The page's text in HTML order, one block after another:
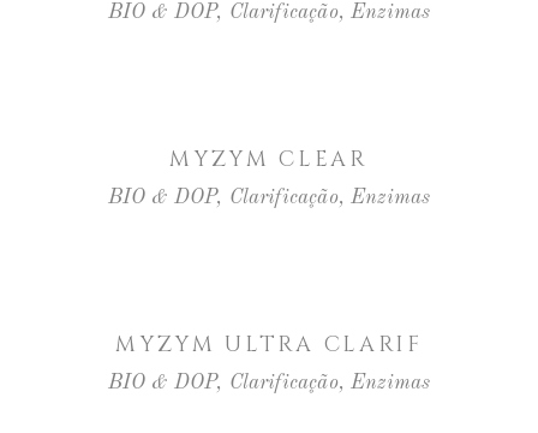
BIO & DOP, Clarificação,Enzimas
MYZYM CLEAR
BIO & DOP, Clarificação,Enzimas
MYZYM ULTRA CLARIF
BIO & DOP, Clarificação,Enzimas